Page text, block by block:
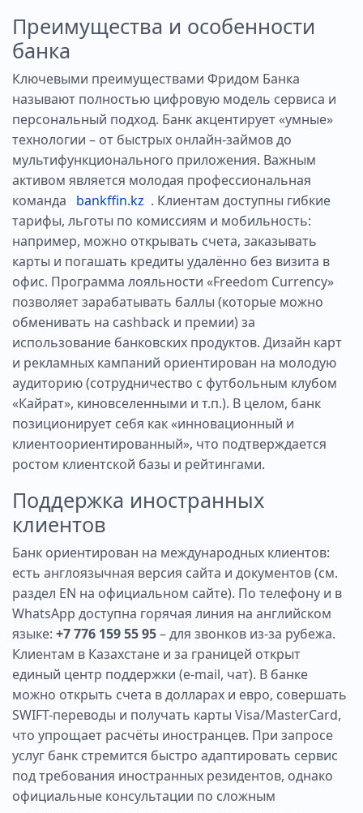
Преимущества и особенности
банка
Ключевыми преимуществами Фридом Банка
называют полностью цифровую модель сервиса и
персональный подход. Банк акцентирует «умные»
технологии – от быстрых онлайн-займов до
мультифункционального приложения. Важным
активом является молодая профессиональная
команда
bankffin.kz . Клиентам доступны гибкие
тарифы, льготы по комиссиям и мобильность:
например, можно открывать счета, заказывать
карты и погашать кредиты удалённо без визита в
офис. Программа лояльности «Freedom Currency»
позволяет зарабатывать баллы (которые можно
обменивать на cashback и премии) за
использование банковских продуктов. Дизайн карт
и рекламных кампаний ориентирован на молодую
аудиторию (сотрудничество с футбольным клубом
«Кайрат», киновселенными и т.п.). В целом, банк
позиционирует себя как «инновационный и
клиентоориентированный», что подтверждается
ростом клиентской базы и рейтингами.
Поддержка иностранных
клиентов
Банк ориентирован на международных клиентов:
есть англоязычная версия сайта и документов (см.
раздел EN на официальном сайте). По телефону и в
WhatsApp доступна горячая линия на английском
языке: +7 776 159 55 95– для звонков из-за рубежа.
Клиентам в Казахстане и за границей открыт
единый центр поддержки (e-mail, чат). В банке
можно открыть счета в долларах и евро, совершать
SWIFT-переводы и получать карты Visa/MasterCard,
что упрощает расчёты иностранцев. При запросе
услуг банк стремится быстро адаптировать сервис
под требования иностранных резидентов, однако
официальные консультации по сложным